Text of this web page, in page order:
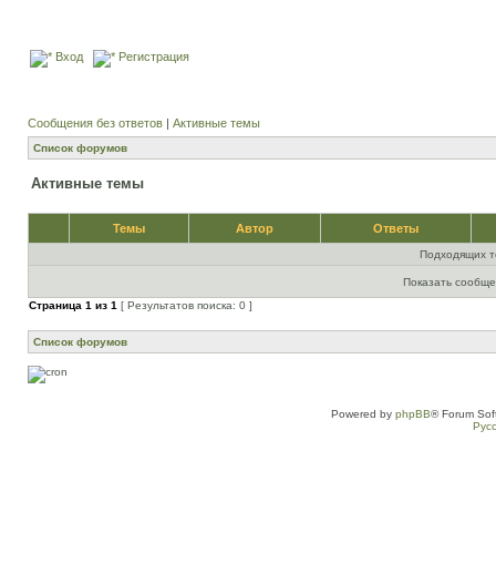
Вход Регистрация
Сообщения без ответов | Активные темы
Список форумов
Активные темы
Темы Автор Ответы
Подходящих
Показать
Страница 1 из 1 [ Результатов поиска: 0 ]
Список форумов
Powered by phpBB® Forum